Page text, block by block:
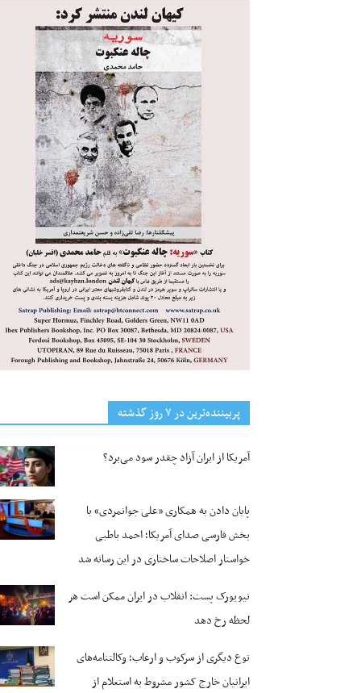
پربیننده‌ترین‌ در ۷ روز گذشته
آمریکا از ایران آزاد چقدر سود می‌برد؟
پایان دادن به همکاری «علی جوانمردی» با
بخش فارسی صدای آمریکا؛ احمد باطبی
خواستار اصلاحات ساختاری در این رسانه شد
نیویورک پست: انقلاب در ایران ممکن است هر
لحظه رخ دهد
نوع دیگری از سرکوب و ارعاب؛ وکالتنامه‌های
ایرانیان خارج کشور مشروط به استعلام از